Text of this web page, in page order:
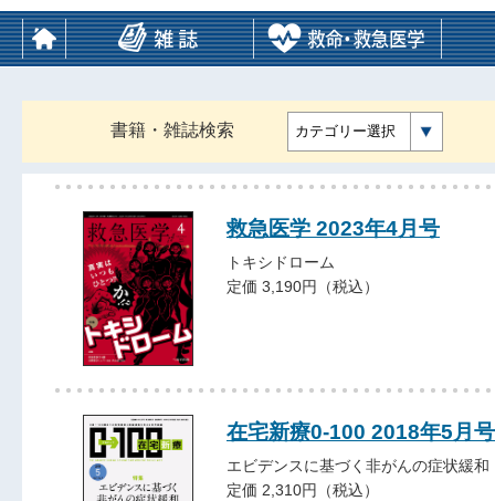
書籍・雑誌検索 カテゴリー選択
救急医学 2023年4月号
トキシドローム
定価 3,190円（税込）
在宅新療0-100 2018年5月号
エビデンスに基づく非がんの症状緩和
定価 2,310円（税込）